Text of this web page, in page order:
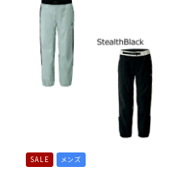
SALE メンズ